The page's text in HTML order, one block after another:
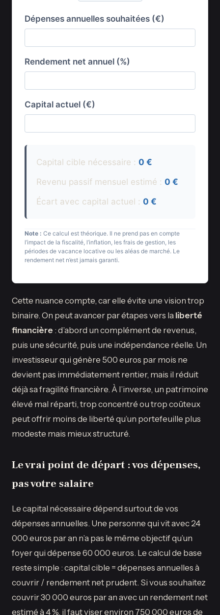
Dépenses annuelles souhaitées (€)
Rendement net annuel (%)
Capital actuel (€)
Capital cible nécessaire : 0 €
Revenu passif mensuel estimé : 0 €
Écart avec capital actuel : 0 €
Note : Ce calcul est théorique. Il ne prend pas en compte
l’impact de la fiscalité, l’inflation, les frais de gestion, les
périodes de vacance locative ou les aléas de marché. Le
rendement net n’est jamais garanti.
Cette nuance compte, car elle évite une vision trop
binaire. On peut avancer par étapes vers la liberté
financière : d’abord un complément de revenus,
puis une sécurité, puis une indépendance réelle. Un
investisseur qui génère 500 euros par mois ne
devient pas immédiatement rentier, mais il réduit
déjà sa fragilité financière. À l’inverse, un patrimoine
élevé mal réparti, trop concentré ou trop coûteux
peut offrir moins de liberté qu’un portefeuille plus
modeste mais mieux structuré.
Le vrai point de départ : vos dépenses,
pas votre salaire
Le capital nécessaire dépend surtout de vos
dépenses annuelles. Une personne qui vit avec 24
000 euros par an n’a pas le même objectif qu’un
foyer qui dépense 60 000 euros. Le calcul de base
reste simple : capital cible = dépenses annuelles à
couvrir / rendement net prudent. Si vous souhaitez
couvrir 30 000 euros par an avec un rendement net
estimé à 4 %, il faut viser environ 750 000 euros de